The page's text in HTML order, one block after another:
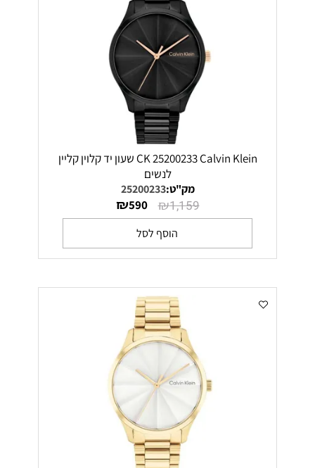
CK 25200233 Calvin Klein שעון יד קלוין קליין
לנשים
מק"ט:25200233
₪1,159
₪590
הוסף לסל